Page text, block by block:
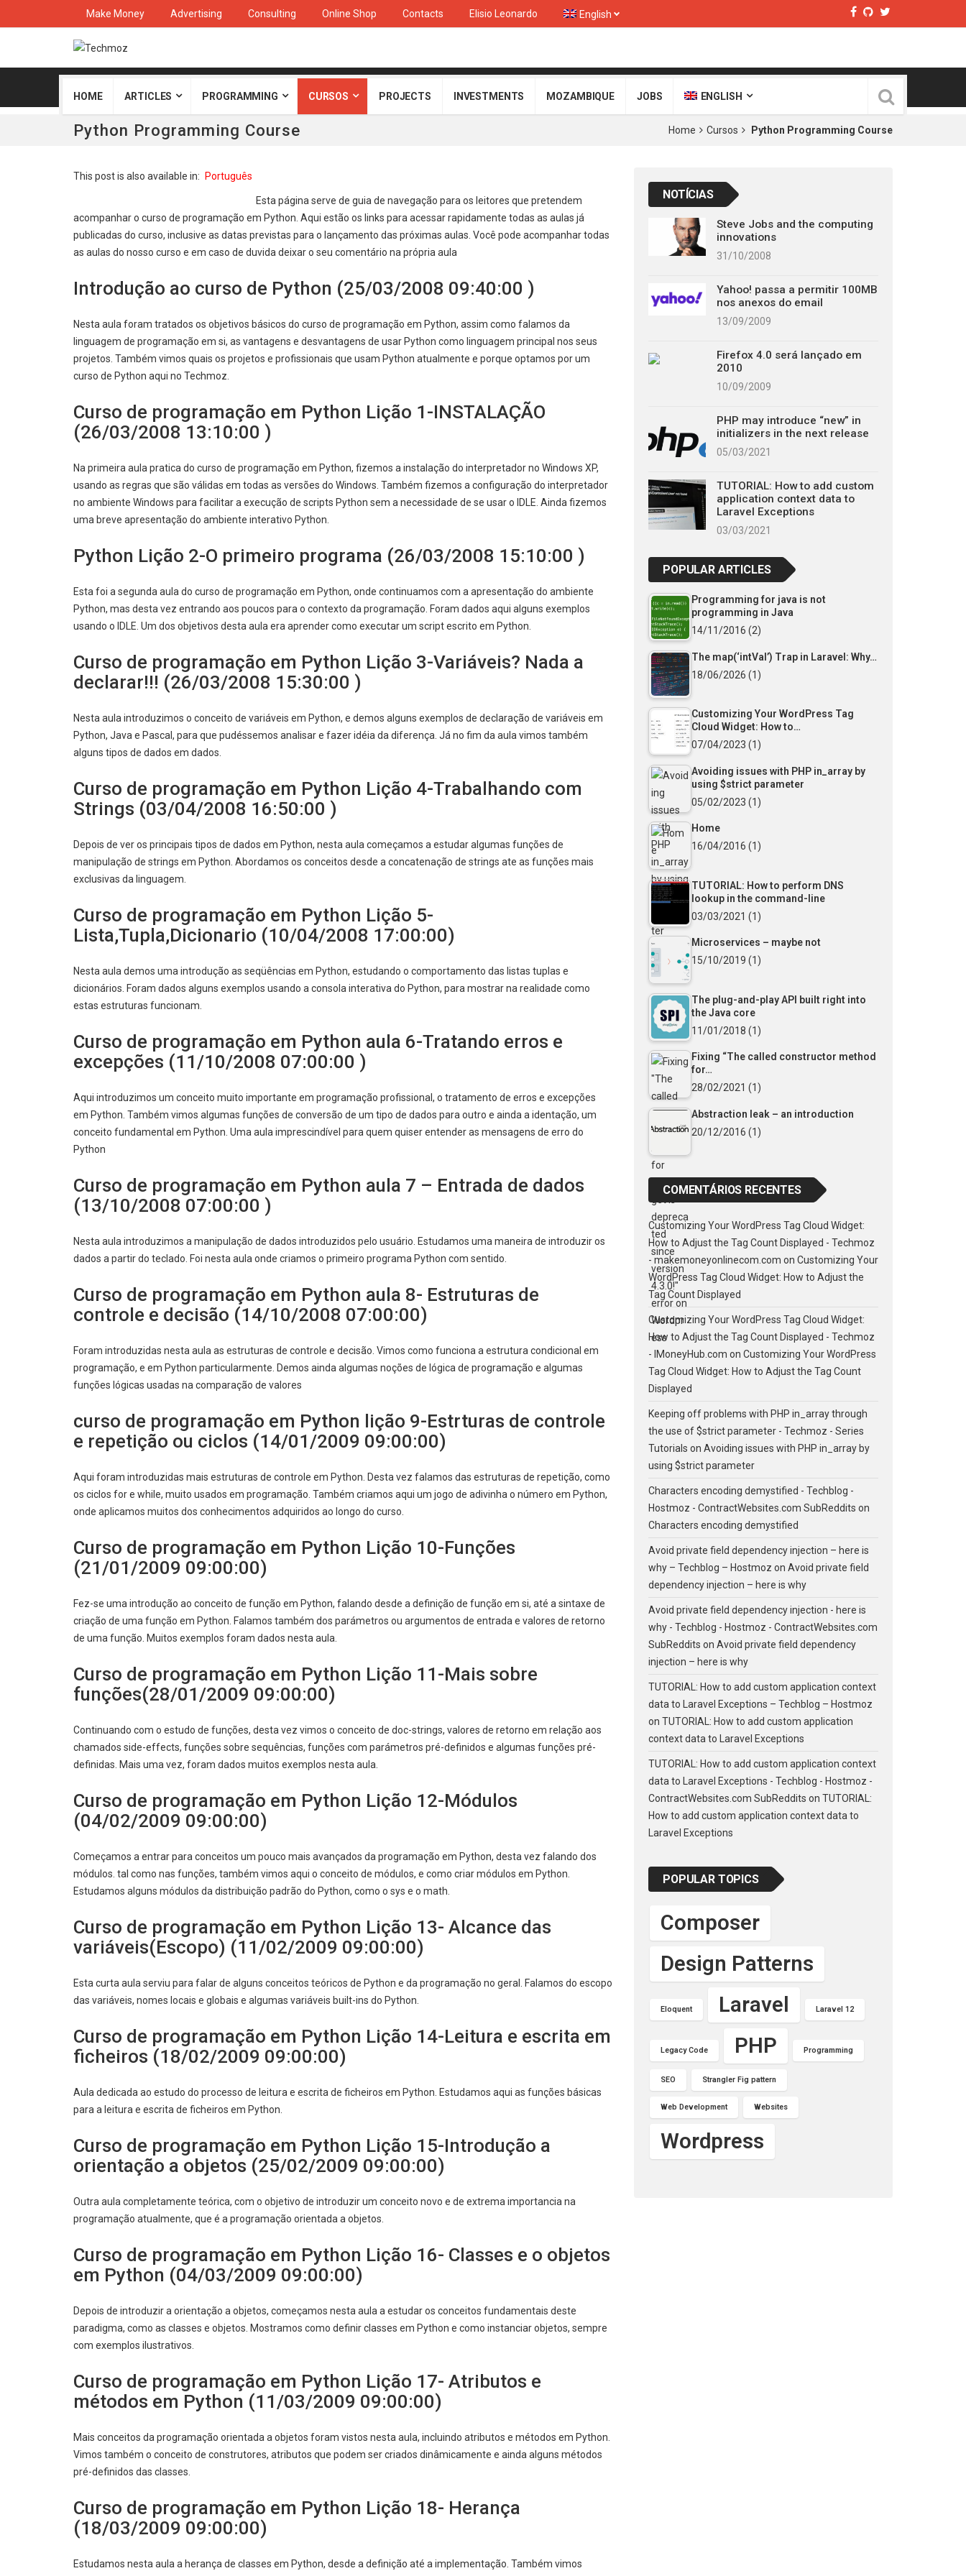
Make Money Advertising Consulting Online Shop Contacts Elisio Leonardo English
HOME ARTICLES PROGRAMMING CURSOS PROJECTS INVESTMENTS MOZAMBIQUE JOBS ENGLISH
Python Programming Course Home Cursos Python Programming Course
This post is also available in: Português
Esta página serve de guia de navegação para os leitores que pretendem
acompanhar o curso de programação em Python. Aqui estão os links para acessar rapidamente todas as aulas já
publicadas do curso, inclusive as datas previstas para o lançamento das próximas aulas. Você pode acompanhar todas
as aulas do nosso curso e em caso de duvida deixar o seu comentário na própria aula
Introdução ao curso de Python (25/03/2008 09:40:00 )
Nesta aula foram tratados os objetivos básicos do curso de programação em Python, assim como falamos da
linguagem de programação em si, as vantagens e desvantagens de usar Python como linguagem principal nos seus
projetos. Também vimos quais os projetos e profissionais que usam Python atualmente e porque optamos por um
curso de Python aqui no Techmoz.
Curso de programação em Python Lição 1-INSTALAÇÃO
(26/03/2008 13:10:00 )
Na primeira aula pratica do curso de programação em Python, fizemos a instalação do interpretador no Windows XP,
usando as regras que são válidas em todas as versões do Windows. Também fizemos a configuração do interpretador
no ambiente Windows para facilitar a execução de scripts Python sem a necessidade de se usar o IDLE. Ainda fizemos
uma breve apresentação do ambiente interativo Python.
Python Lição 2-O primeiro programa (26/03/2008 15:10:00 )
Esta foi a segunda aula do curso de programação em Python, onde continuamos com a apresentação do ambiente
Python, mas desta vez entrando aos poucos para o contexto da programação. Foram dados aqui alguns exemplos
usando o IDLE. Um dos objetivos desta aula era aprender como executar um script escrito em Python.
Curso de programação em Python Lição 3-Variáveis? Nada a
declarar!!! (26/03/2008 15:30:00 )
Nesta aula introduzimos o conceito de variáveis em Python, e demos alguns exemplos de declaração de variáveis em
Python, Java e Pascal, para que pudéssemos analisar e fazer idéia da diferença. Já no fim da aula vimos também
alguns tipos de dados em dados.
Curso de programação em Python Lição 4-Trabalhando com
Strings (03/04/2008 16:50:00 )
Depois de ver os principais tipos de dados em Python, nesta aula começamos a estudar algumas funções de
manipulação de strings em Python. Abordamos os conceitos desde a concatenação de strings ate as funções mais
exclusivas da linguagem.
Curso de programação em Python Lição 5-
Lista,Tupla,Dicionario (10/04/2008 17:00:00)
Nesta aula demos uma introdução as seqüências em Python, estudando o comportamento das listas tuplas e
dicionários. Foram dados alguns exemplos usando a consola interativa do Python, para mostrar na realidade como
estas estruturas funcionam.
Curso de programação em Python aula 6-Tratando erros e
excepções (11/10/2008 07:00:00 )
Aqui introduzimos um conceito muito importante em programação profissional, o tratamento de erros e excepções
em Python. Também vimos algumas funções de conversão de um tipo de dados para outro e ainda a identação, um
conceito fundamental em Python. Uma aula imprescindível para quem quiser entender as mensagens de erro do
Python
Curso de programação em Python aula 7 – Entrada de dados
(13/10/2008 07:00:00 )
Nesta aula introduzimos a manipulação de dados introduzidos pelo usuário. Estudamos uma maneira de introduzir os
dados a partir do teclado. Foi nesta aula onde criamos o primeiro programa Python com sentido.
Curso de programação em Python aula 8- Estruturas de
controle e decisão (14/10/2008 07:00:00)
Foram introduzidas nesta aula as estruturas de controle e decisão. Vimos como funciona a estrutura condicional em
programação, e em Python particularmente. Demos ainda algumas noções de lógica de programação e algumas
funções lógicas usadas na comparação de valores
curso de programação em Python lição 9-Estrturas de controle
e repetição ou ciclos (14/01/2009 09:00:00)
Aqui foram introduzidas mais estruturas de controle em Python. Desta vez falamos das estruturas de repetição, como
os ciclos for e while, muito usados em programação. Também criamos aqui um jogo de adivinha o número em Python,
onde aplicamos muitos dos conhecimentos adquiridos ao longo do curso.
Curso de programação em Python Lição 10-Funções
(21/01/2009 09:00:00)
Fez-se uma introdução ao conceito de função em Python, falando desde a definição de função em si, até a sintaxe de
criação de uma função em Python. Falamos também dos parámetros ou argumentos de entrada e valores de retorno
de uma função. Muitos exemplos foram dados nesta aula.
Curso de programação em Python Lição 11-Mais sobre
funções(28/01/2009 09:00:00)
Continuando com o estudo de funções, desta vez vimos o conceito de doc-strings, valores de retorno em relação aos
chamados side-effects, funções sobre sequências, funções com parámetros pré-definidos e algumas funções pré-
definidas. Mais uma vez, foram dados muitos exemplos nesta aula.
Curso de programação em Python Lição 12-Módulos
(04/02/2009 09:00:00)
Começamos a entrar para conceitos um pouco mais avançados da programação em Python, desta vez falando dos
módulos. tal como nas funções, também vimos aqui o conceito de módulos, e como criar módulos em Python.
Estudamos alguns módulos da distribuição padrão do Python, como o sys e o math.
Curso de programação em Python Lição 13- Alcance das
variáveis(Escopo) (11/02/2009 09:00:00)
Esta curta aula serviu para falar de alguns conceitos teóricos de Python e da programação no geral. Falamos do escopo
das variáveis, nomes locais e globais e algumas variáveis built-ins do Python.
Curso de programação em Python Lição 14-Leitura e escrita em
ficheiros (18/02/2009 09:00:00)
Aula dedicada ao estudo do processo de leitura e escrita de ficheiros em Python. Estudamos aqui as funções básicas
para a leitura e escrita de ficheiros em Python.
Curso de programação em Python Lição 15-Introdução a
orientação a objetos (25/02/2009 09:00:00)
Outra aula completamente teórica, com o objetivo de introduzir um conceito novo e de extrema importancia na
programação atualmente, que é a programação orientada a objetos.
Curso de programação em Python Lição 16- Classes e o objetos
em Python (04/03/2009 09:00:00)
Depois de introduzir a orientação a objetos, começamos nesta aula a estudar os conceitos fundamentais deste
paradigma, como as classes e objetos. Mostramos como definir classes em Python e como instanciar objetos, sempre
com exemplos ilustrativos.
Curso de programação em Python Lição 17- Atributos e
métodos em Python (11/03/2009 09:00:00)
Mais conceitos da programação orientada a objetos foram vistos nesta aula, incluindo atributos e métodos em Python.
Vimos também o conceito de construtores, atributos que podem ser criados dinâmicamente e ainda alguns métodos
pré-definidos das classes.
Curso de programação em Python Lição 18- Herança
(18/03/2009 09:00:00)
Estudamos nesta aula a herança de classes em Python, desde a definição até a implementação. Também vimos
NOTÍCIAS
Steve Jobs and the computing
innovations
31/10/2008
Yahoo! passa a permitir 100MB
nos anexos do email
13/09/2009
Firefox 4.0 será lançado em
2010
10/09/2009
PHP may introduce “new” in
initializers in the next release
05/03/2021
TUTORIAL: How to add custom
application context data to
Laravel Exceptions
03/03/2021
POPULAR ARTICLES
Programming for java is not
programming in Java
14/11/2016 (2)
The map(‘intVal’) Trap in Laravel: Why…
18/06/2026 (1)
Customizing Your WordPress Tag
Cloud Widget: How to…
07/04/2023 (1)
Avoiding issues with PHP in_array by
using $strict parameter
05/02/2023 (1)
Home
16/04/2016 (1)
TUTORIAL: How to perform DNS
lookup in the command-line
03/03/2021 (1)
Microservices – maybe not
15/10/2019 (1)
The plug-and-play API built right into
the Java core
11/01/2018 (1)
Fixing “The called constructor method
for…
28/02/2021 (1)
Abstraction leak – an introduction
20/12/2016 (1)
COMENTÁRIOS RECENTES
Customizing Your WordPress Tag Cloud Widget:
How to Adjust the Tag Count Displayed - Techmoz
- makemoneyonlinecom.com on Customizing Your
WordPress Tag Cloud Widget: How to Adjust the
Tag Count Displayed
Customizing Your WordPress Tag Cloud Widget:
How to Adjust the Tag Count Displayed - Techmoz
- IMoneyHub.com on Customizing Your WordPress
Tag Cloud Widget: How to Adjust the Tag Count
Displayed
Keeping off problems with PHP in_array through
the use of $strict parameter - Techmoz - Series
Tutorials on Avoiding issues with PHP in_array by
using $strict parameter
Characters encoding demystified - Techblog -
Hostmoz - ContractWebsites.com SubReddits on
Characters encoding demystified
Avoid private field dependency injection – here is
why – Techblog – Hostmoz on Avoid private field
dependency injection – here is why
Avoid private field dependency injection - here is
why - Techblog - Hostmoz - ContractWebsites.com
SubReddits on Avoid private field dependency
injection – here is why
TUTORIAL: How to add custom application context
data to Laravel Exceptions – Techblog – Hostmoz
on TUTORIAL: How to add custom application
context data to Laravel Exceptions
TUTORIAL: How to add custom application context
data to Laravel Exceptions - Techblog - Hostmoz -
ContractWebsites.com SubReddits on TUTORIAL:
How to add custom application context data to
Laravel Exceptions
POPULAR TOPICS
Composer
Design Patterns
Eloquent Laravel Laravel 12
Legacy Code PHP Programming
SEO Strangler Fig pattern
Web Development Websites
Wordpress